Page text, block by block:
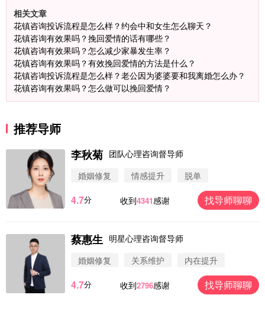
相关文章
花镇咨询投诉流程是怎么样？约会中和女生怎么聊天？
花镇咨询有效果吗？挽回爱情的话有哪些？
花镇咨询有效果吗？怎么减少家暴发生率？
花镇咨询有效果吗？有效挽回爱情的方法是什么？
花镇咨询投诉流程是怎么样？老公因为婆婆要和我离婚怎么办？
花镇咨询有效果吗？怎么做可以挽回爱情？
推荐导师
李秋菊 团队心理咨询督导师
婚姻修复
情感提升 脱单
4.7分 收到4341感谢 找导师聊聊
蔡惠生 明星心理咨询督导师
婚姻修复
关系维护 内在提升
4.7分 收到2796感谢 找导师聊聊
微信用户 圆圈 通过此页面咨询，已获得专属情感方
案
微信用户 Vnno 通过此页面咨询，已获得专属情感方